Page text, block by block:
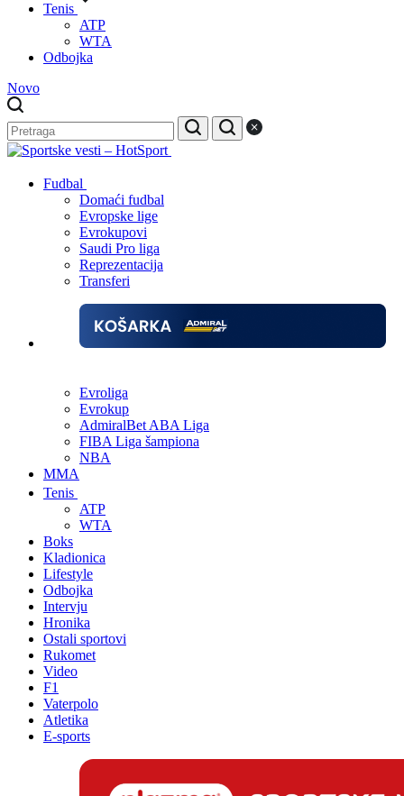
Tenis
ATP
WTA
Odbojka
Novo
Fudbal
Domaći fudbal
Evropske lige
Evrokupovi
Saudi Pro liga
Reprezentacija
Transferi
Evroliga
Evrokup
AdmiralBet ABA Liga
FIBA Liga šampiona
NBA
MMA
Tenis
ATP
WTA
Boks
Kladionica
Lifestyle
Odbojka
Intervju
Hronika
Ostali sportovi
Rukomet
Video
F1
Vaterpolo
Atletika
E-sports